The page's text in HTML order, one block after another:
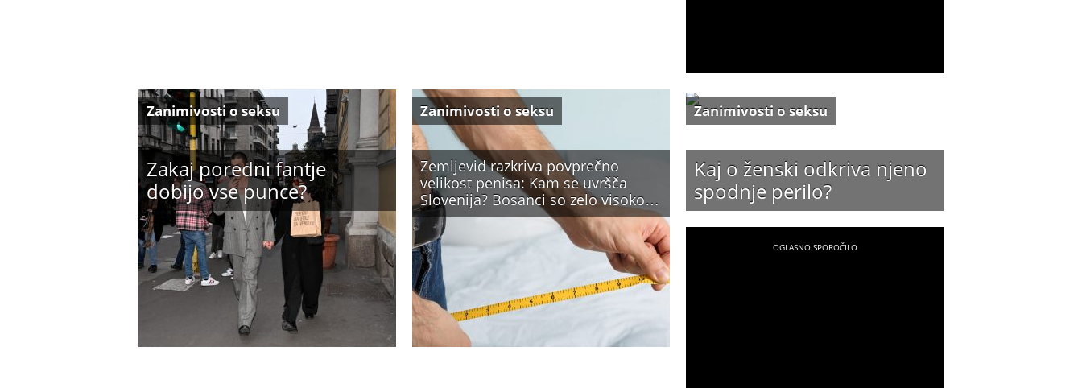
Zakaj poredni fantje
dobijo vse punce?
Zanimivosti o seksu
Zemljevid razkriva povprečno
velikost penisa: Kam se uvršča
Slovenija? Bosanci so zelo visoko…
Zanimivosti o seksu
Kaj o ženski odkriva njeno
spodnje perilo?
Zanimivosti o seksu